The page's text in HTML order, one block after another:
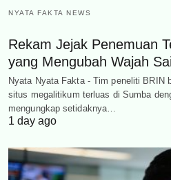
NYATA FAKTA NEWS
Rekam Jejak Penemuan
yang Mengubah Wajah
Nyata Nyata Fakta - Tim peneliti BRIN
situs megalitikum terluas di Sumba
mengungkap setidaknya…
1 day ago